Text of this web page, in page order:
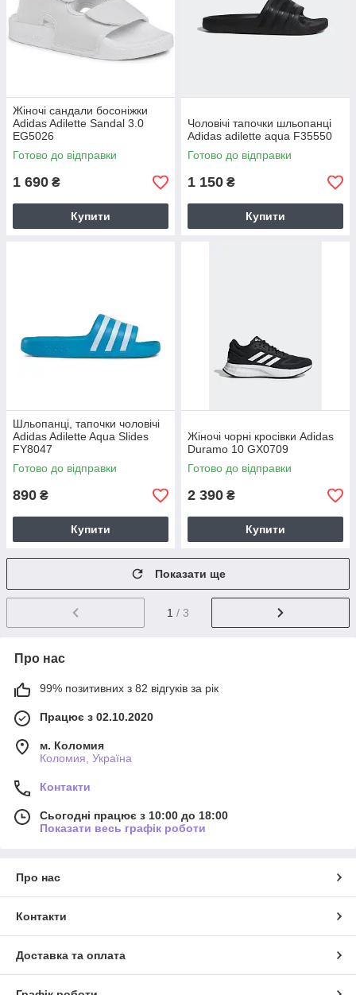
Жіночі сандали босоніжки
Adidas Adilette Sandal 3.0
EG5026
Готово до відправки
1 690 ₴
Купити
Чоловічі тапочки шльопанці
Adidas adilette aqua F35550
Готово до відправки
1 150 ₴
Купити
Шльопанці, тапочки чоловічі
Adidas Adilette Aqua Slides
FY8047
Готово до відправки
890 ₴
Купити
Жіночі чорні кросівки Adidas
Duramo 10 GX0709
Готово до відправки
2 390 ₴
Купити
Показати ще
1 / 3
Про нас
99% позитивних з 82 відгуків за рік
Працює з 02.10.2020
м. Коломия
Коломия, Україна
Контакти
Сьогодні працює з 10:00 до 18:00
Показати весь графік роботи
Про нас
Контакти
Доставка та оплата